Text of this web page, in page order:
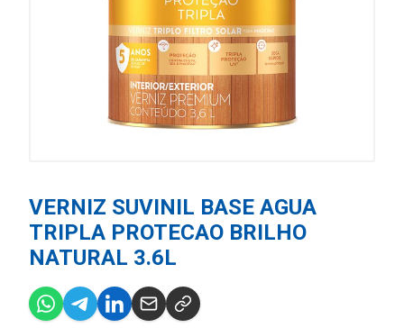
VERNIZ SUVINIL BASE AGUA
TRIPLA PROTECAO BRILHO
NATURAL 3.6L